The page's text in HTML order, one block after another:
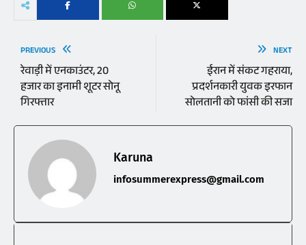
PREVIOUS
रेवाड़ी में एनकाउंटर, 20
हजार का इनामी शूटर सोनू
गिरफ्तार
NEXT
ईरान में संकट गहराया,
प्रदर्शनकारी युवक इरफान
सोलतानी को फांसी की सजा
Karuna
infosummerexpress@gmail.com